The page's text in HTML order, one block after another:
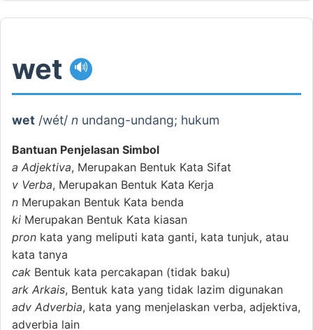
wet 🔊
wet /wét/ n undang-undang; hukum
Bantuan Penjelasan Simbol
a Adjektiva, Merupakan Bentuk Kata Sifat
v Verba, Merupakan Bentuk Kata Kerja
n Merupakan Bentuk Kata benda
ki Merupakan Bentuk Kata kiasan
pron kata yang meliputi kata ganti, kata tunjuk, atau
kata tanya
cak Bentuk kata percakapan (tidak baku)
ark Arkais, Bentuk kata yang tidak lazim digunakan
adv Adverbia, kata yang menjelaskan verba, adjektiva,
adverbia lain